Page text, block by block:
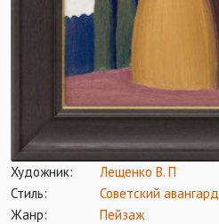
Художник:
Лещенко В. П
Стиль:
Советский авангард
Жанр:
Пейзаж